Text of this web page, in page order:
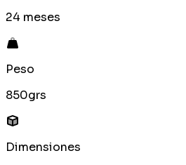
24 meses
Peso
850grs
Dimensiones